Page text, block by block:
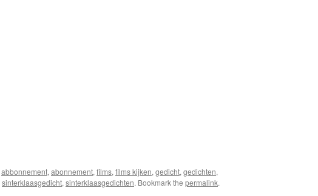
abbonnement, abonnement, films, films kijken, gedicht, gedichten,
sinterklaasgedicht, sinterklaasgedichten. Bookmark the permalink.